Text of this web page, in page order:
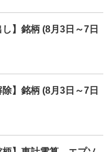
】銘柄 (8月3日～7日
】銘柄 (8月3日～7日